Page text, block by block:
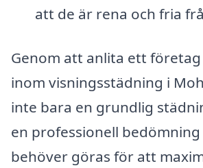
att de är rena och fria
Genom att anlita ett
inom visningsstädning i
inte bara en grundlig
en professionell bedömning
behöver göras för att